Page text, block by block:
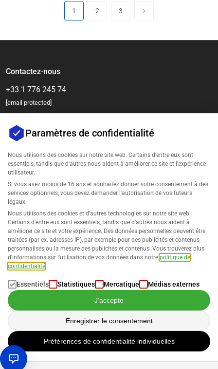
1 2 3
Contactez-nous
+33 1 776 245 74
[email protected]
Entreprise
Support
Solutions pour Amazon
Français
Les données sont traitées conformément à notre
confidentialité
Droits d'auteur © 2026 SELLERLOGIC. Tous droits réservés
Paramètres de confidentialité
Nous utilisons des cookies sur notre site web. Certains d'entre eux sont
essentiels, tandis que d'autres nous aident à améliorer ce site et l'expérience
utilisateur.
Si vous avez moins de 16 ans et souhaitez donner votre consentement à des
services optionnels, vous devez demander l'autorisation de vos tuteurs
légaux.
Nous utilisons des cookies et d'autres technologies sur notre site web.
Certains d'entre eux sont essentiels, tandis que d'autres nous aident à
améliorer ce site et votre expérience. Des données personnelles peuvent être
traitées (par ex. adresses IP), par exemple pour des publicités et contenus
personnalisés ou la mesure des publicités et contenus. Vous trouverez plus
d'informations sur l'utilisation de vos données dans notre politique de
confidentialité
Essentiels Statistiques Mercatique Médias externes
J'accepte
Enregistrer le consentement
Préférences de confidentialité individuelles